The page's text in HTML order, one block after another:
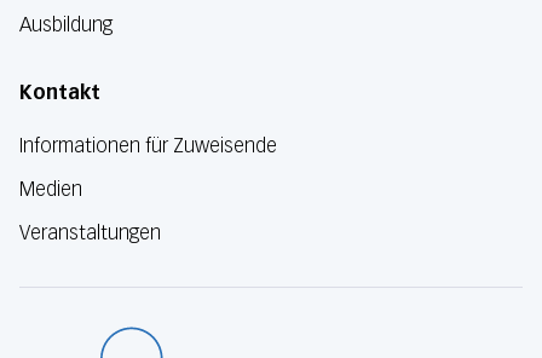
Ausbildung
Kontakt
Informationen für Zuweisende
Medien
Veranstaltungen